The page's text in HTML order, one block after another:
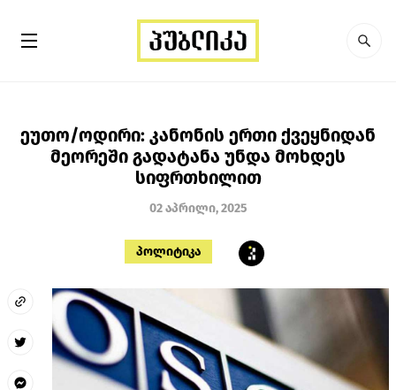
ეუთო/ოდირი: კანონის ერთი ქვეყნიდან
მეორეში გადატანა უნდა მოხდეს
სიფრთხილით
02 აპრილი, 2025
პოლიტიკა